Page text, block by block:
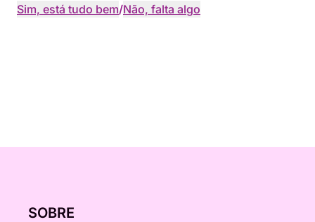
Sim, está tudo bem/Não, falta algo
SOBRE